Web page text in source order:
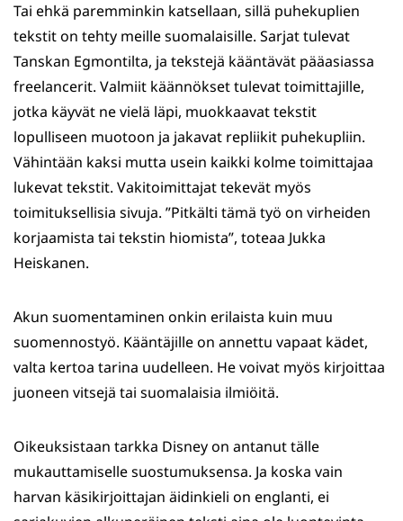
Tai ehkä paremminkin katsellaan, sillä puhekuplien
tekstit on tehty meille suomalaisille. Sarjat tulevat
Tanskan Egmontilta, ja tekstejä kääntävät pääasiassa
freelancerit. Valmiit käännökset tulevat toimittajille,
jotka käyvät ne vielä läpi, muokkaavat tekstit
lopulliseen muotoon ja jakavat repliikit puhekupliin.
Vähintään kaksi mutta usein kaikki kolme toimittajaa
lukevat tekstit. Vakitoimittajat tekevät myös
toimituksellisia sivuja. ”Pitkälti tämä työ on virheiden
korjaamista tai tekstin hiomista”, toteaa Jukka
Heiskanen.
Akun suomentaminen onkin erilaista kuin muu
suomennostyö. Kääntäjille on annettu vapaat kädet,
valta kertoa tarina uudelleen. He voivat myös kirjoittaa
juoneen vitsejä tai suomalaisia ilmiöitä.
Oikeuksistaan tarkka Disney on antanut tälle
mukauttamiselle suostumuksensa. Ja koska vain
harvan käsikirjoittajan äidinkieli on englanti, ei